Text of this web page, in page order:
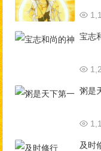
宝志
粥是
及时